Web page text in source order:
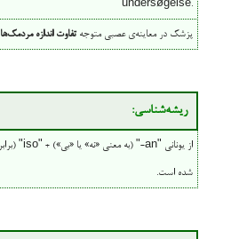
undersøgelse.
پزشک در معاینه‌ی عصبی متوجهتفاوت اندازه مردمک‌ها
ریشه‌شناسی:
شده است.